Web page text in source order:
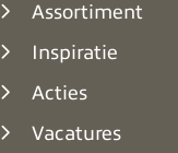
Assortiment
Inspiratie
Acties
Vacatures